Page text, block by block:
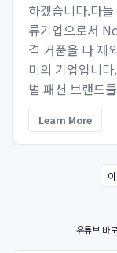
하겠습니다.다
류기업으로서
격 거품을 다 제
미의 기업입니
벌 패션 브랜드
Learn More
유튜브 바